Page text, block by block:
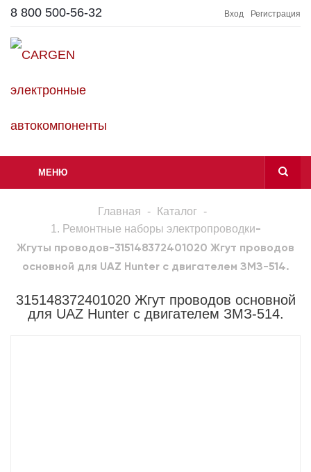
8 800 500-56-32 Вход Регистрация
МЕНЮ
Главная - Каталог -
1. Ремонтные наборы электропроводки-
Жгуты проводов-315148372401020 Жгут проводов
основной для UAZ Hunter с двигателем ЗМЗ-514.
315148372401020 Жгут проводов основной
для UAZ Hunter с двигателем ЗМЗ-514.